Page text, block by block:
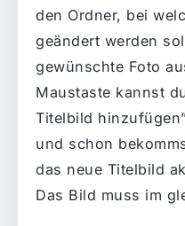
den Ordner, bei
geändert werden
gewünschte Foto
Maustaste kannst
Titelbild
und schon
das neue Titelbild
Das Bild muss im